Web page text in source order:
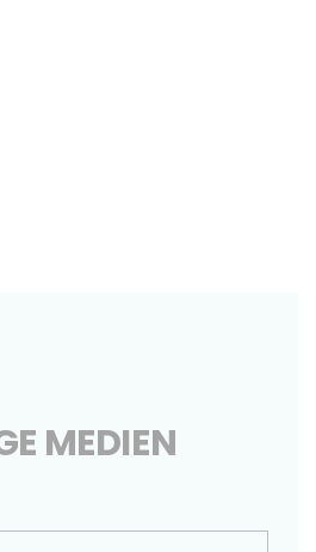
MEDIEN